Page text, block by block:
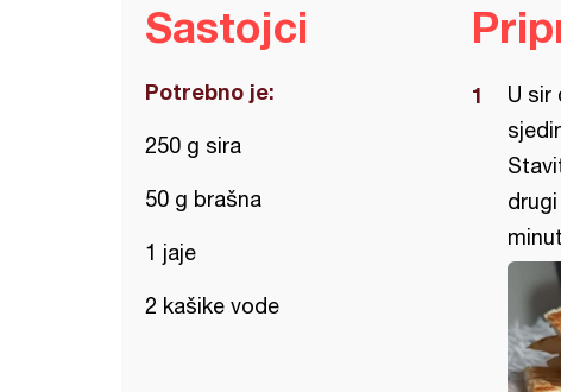
Sastojci
Potrebno je:
250 g sira
50 g brašna
1 jaje
2 kašike vode
U sir